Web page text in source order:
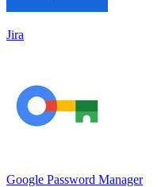
Jira
Google Password Manager